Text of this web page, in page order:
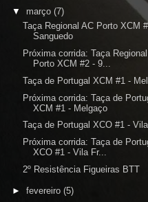
▼ março (7)
Taça Regional AC Porto XCM
Sanguedo
Próxima corrida: Taça
Porto XCM #2 - 9...
Taça de Portugal XCM #1 -
Próxima corrida: Taça de
XCM #1 - Melgaço
Taça de Portugal XCO #1 -
Próxima corrida: Taça de
XCO #1 - Vila Fr...
2º Resistência Figueiras BTT
► fevereiro (5)